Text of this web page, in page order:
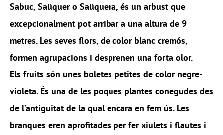
Sabuc, Saüquer o Saüquera, és un arbust que
excepcionalment pot arribar a una altura de 9
metres. Les seves flors, de color blanc cremós,
formen agrupacions i desprenen una forta olor.
Els fruits són unes boletes petites de color negre-
violeta. És una de les poques plantes conegudes des
de l’antiguitat de la qual encara en fem ús. Les
branques eren aprofitades per fer xiulets i flautes i